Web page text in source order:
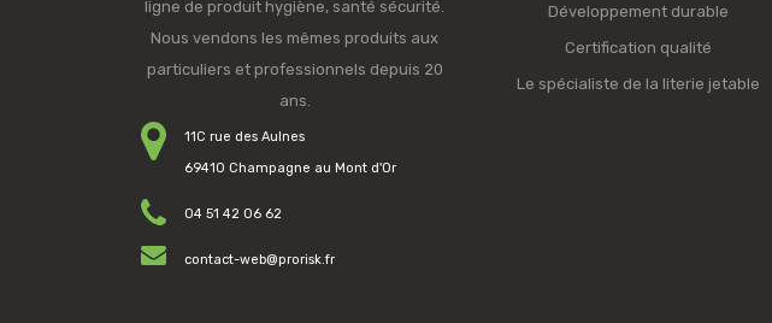
ligne de produit hygiène, santé sécurité.
Nous vendons les mêmes produits aux
particuliers et professionnels depuis 20
ans.
11C rue des Aulnes
69410 Champagne au Mont d'Or
04 51 42 06 62
contact-web@prorisk.fr
Développement durable
Certification qualité
Le spécialiste de la literie jetable